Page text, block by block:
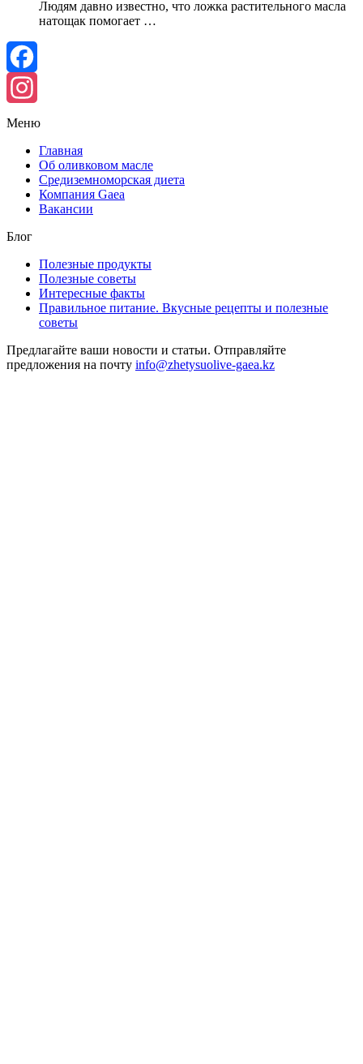
Людям давно известно, что ложка растительного масла
натощак помогает …
Facebook
Instagram
Меню
Главная
Об оливковом масле
Средиземноморская диета
Компания Gaea
Вакансии
Блог
Полезные продукты
Полезные советы
Интересные факты
Правильное питание. Вкусные рецепты и полезные
советы
Предлагайте ваши новости и статьи. Отправляйте
предложения на почту info@zhetysuolive-gaea.kz